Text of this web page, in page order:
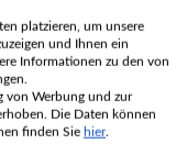
platzieren, um unsere
und Ihnen ein
Informationen zu den von
von Werbung und zur
Die Daten können
finden Sie hier.